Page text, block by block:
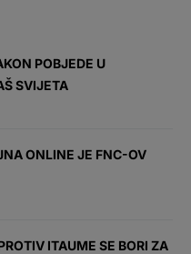
POBJEDE U
SVIJETA
ONLINE JE FNC-OV
ITAUME SE BORI ZA